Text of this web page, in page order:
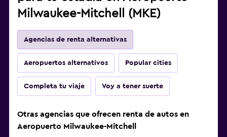
Milwaukee-Mitchell (MKE)
Agencias de renta alternativas
Aeropuertos alternativos Popular cities
Completa tu viaje Voy a tener suerte
Otras agencias que ofrecen renta de autos en
Aeropuerto Milwaukee-Mitchell